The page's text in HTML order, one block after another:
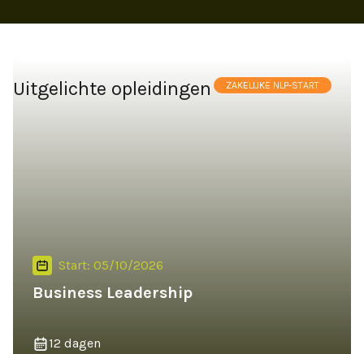
Uitgelichte opleidingen ZAKELIJKE NLP-START
Start: 05/10/2026
Business Leadership
12 dagen